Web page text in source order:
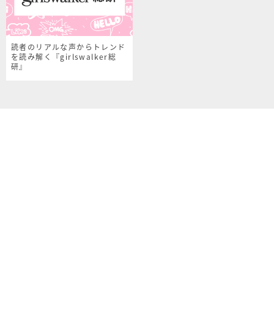
読者のリアルな声からトレンド
を読み解く『girlswalker総
研』